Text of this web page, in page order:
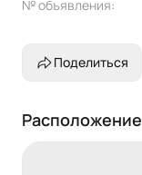
№ объявления:
Поделиться
Расположение